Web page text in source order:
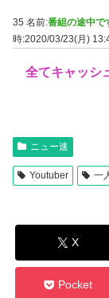
35 名前:番組の途中で
時:2020/03/23(月)
全てキャッシ
ニュー速
Youtuber 一
X
Pocket